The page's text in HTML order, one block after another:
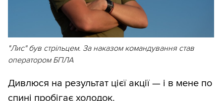
"Лис" був стрільцем. За наказом командування став
оператором БПЛА
Дивлюся на результат цієї акції — і в мене по
спині пробігає холодок.